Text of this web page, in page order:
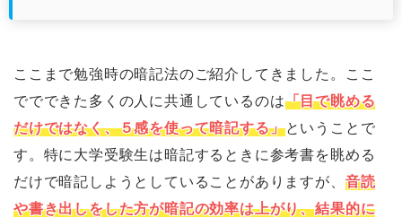
ここまで勉強時の暗記法のご紹介してきました。ここ
ででできた多くの人に共通しているのは「目で眺める
だけではなく、５感を使って暗記する」ということで
す。特に大学受験生は暗記するときに参考書を眺める
だけで暗記しようとしていることがありますが、 音読
や書き出しをした方が暗記の効率は上がり、結果的に